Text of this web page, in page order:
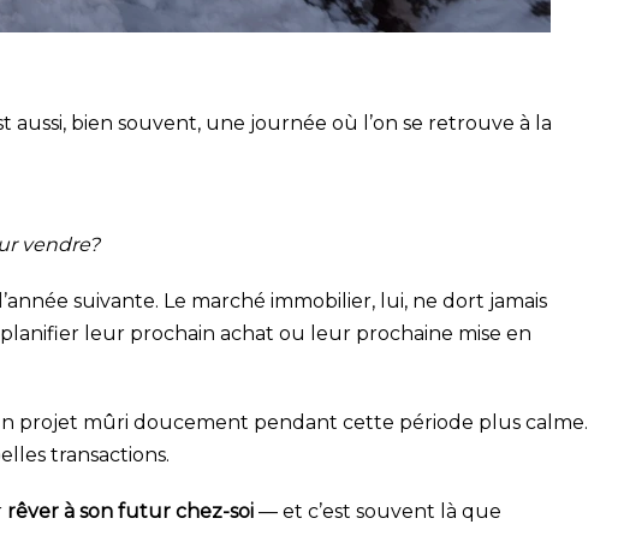
bien souvent, une journée où l’on se retrouve à la
vendre?
suivante. Le marché immobilier, lui, ne dort jamais
leur prochain achat ou leur prochaine mise en
projet mûri doucement pendant cette période plus calme.
transactions.
rêver à son futur chez-soi — et c’est souvent là que